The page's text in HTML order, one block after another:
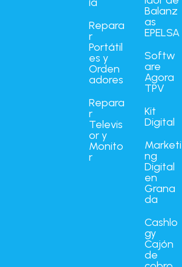
Repara
r
Portátil
es y
Orden
adores
Repara
r
Televis
or y
Monito
r
Balanz
as
EPELSA
Softw
are
Agora
TPV
Kit
Digital
Marketi
ng
Digital
en
Grana
da
Cashlo
gy
Cajón
de